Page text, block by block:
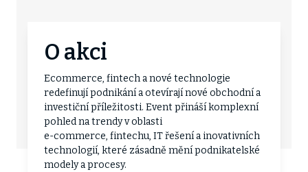
O akci
Ecommerce, fintech a nové technologie
redefinují podnikání a otevírají nové obchodní a
investiční příležitosti. Event přináší komplexní
pohled na trendy v oblasti
e-commerce, fintechu, IT řešení a inovativních
technologií, které zásadně mění podnikatelské
modely a procesy.